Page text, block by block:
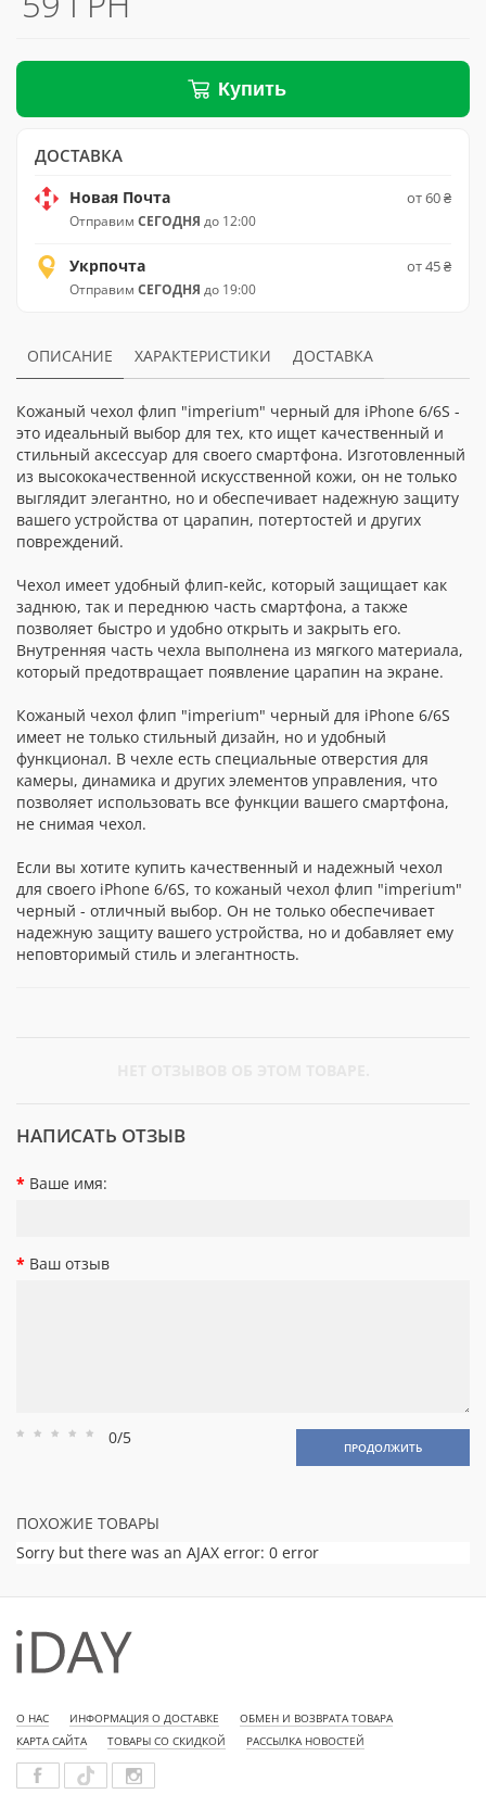
Купить
ДОСТАВКА
Новая Почта
Отправим СЕГОДНЯ до 12:00
от 60 ₴
Укрпочта
Отправим СЕГОДНЯ до 19:00
от 45 ₴
ОПИСАНИЕ ХАРАКТЕРИСТИКИ ДОСТАВКА
Кожаный чехол флип "imperium" черный для iPhone 6/6S -
это идеальный выбор для тех, кто ищет качественный и
стильный аксессуар для своего смартфона. Изготовленный
из высококачественной искусственной кожи, он не только
выглядит элегантно, но и обеспечивает надежную защиту
вашего устройства от царапин, потертостей и других
повреждений.
Чехол имеет удобный флип-кейс, который защищает как
заднюю, так и переднюю часть смартфона, а также
позволяет быстро и удобно открыть и закрыть его.
Внутренняя часть чехла выполнена из мягкого материала,
который предотвращает появление царапин на экране.
Кожаный чехол флип "imperium" черный для iPhone 6/6S
имеет не только стильный дизайн, но и удобный
функционал. В чехле есть специальные отверстия для
камеры, динамика и других элементов управления, что
позволяет использовать все функции вашего смартфона,
не снимая чехол.
Если вы хотите купить качественный и надежный чехол
для своего iPhone 6/6S, то кожаный чехол флип "imperium"
черный - отличный выбор. Он не только обеспечивает
надежную защиту вашего устройства, но и добавляет ему
неповторимый стиль и элегантность.
НАПИСАТЬ ОТЗЫВ
Ваше имя:
Ваш отзыв
Рейтинг
Рейтинг
Рейтинг
Рейтинг
Рейтинг
0/5 ПРОДОЛЖИТЬ
ПОХОЖИЕ ТОВАРЫ
Sorry but there was an AJAX error: 0 error
О НАС ИНФОРМАЦИЯ О ДОСТАВКЕ
ОБМЕН И ВОЗВРАТА ТОВАРА
КАРТА САЙТА
ТОВАРЫ СО СКИДКОЙ РАССЫЛКА НОВОСТЕЙ